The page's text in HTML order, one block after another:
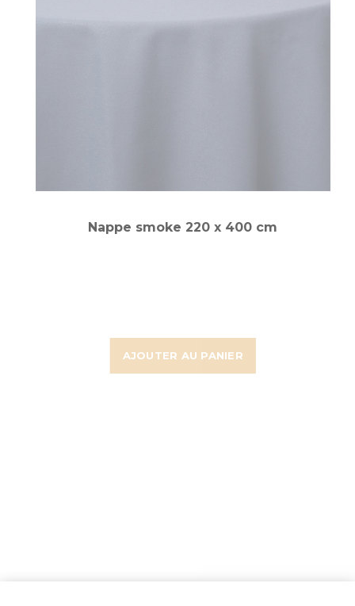
AJOUTER AU PANIER
Nappe smoke 220 x 400 cm